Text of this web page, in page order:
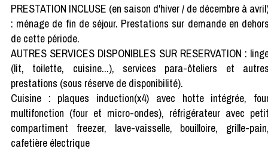
PRESTATION INCLUSE (en saison d'hiver / de décembre à
: ménage de fin de séjour. Prestations sur demande en
de cette période.
AUTRES SERVICES DISPONIBLES SUR RESERVATION :
(lit, toilette, cuisine...), services para-ôteliers et
prestations (sous réserve de disponibilité).
Cuisine : plaques induction(x4) avec hotte intégrée,
multifonction (four et micro-ondes), réfrigérateur avec
compartiment freezer, lave-vaisselle, bouilloire, grille-
cafetière électrique